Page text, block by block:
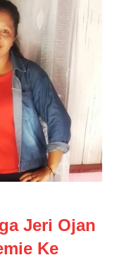
Jeri Ojan
Ke